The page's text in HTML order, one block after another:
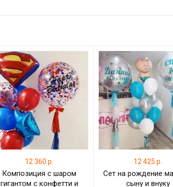
12 360 р.
Композиция с шаром
гигантом с конфетти и
12 425 р.
Сет на рождение
сыну и внуку